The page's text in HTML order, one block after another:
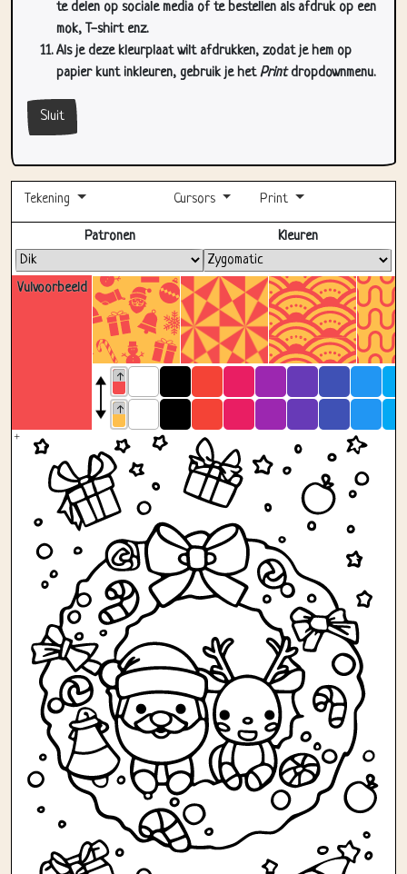
te delen op sociale media of te bestellen als afdruk op een
mok, T-shirt enz.
Als je deze kleurplaat wilt afdrukken, zodat je hem op
papier kunt inkleuren, gebruik je hetPrintdropdownmenu.
Sluit
Tekening Cursors Print
Volledig scherm
Vulvoorbeeld
Patronen Kleuren